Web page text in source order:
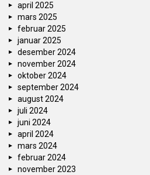
april 2025
mars 2025
februar 2025
januar 2025
desember 2024
november 2024
oktober 2024
september 2024
august 2024
juli 2024
juni 2024
april 2024
mars 2024
februar 2024
november 2023